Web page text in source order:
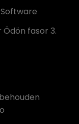
Ödön fasor 3.